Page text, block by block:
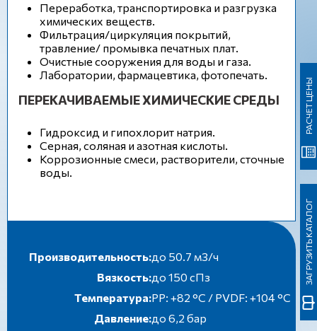
Переработка, транспортировка и разгрузка
химических веществ.
Фильтрация/циркуляция покрытий,
травление/ промывка печатных плат.
Очистные сооружения для воды и газа.
Лаборатории, фармацевтика, фотопечать.
ПЕРЕКАЧИВАЕМЫЕ ХИМИЧЕСКИЕ СРЕДЫ
Гидроксид и гипохлорит натрия.
Серная, соляная и азотная кислоты.
Коррозионные смеси, растворители, сточные
воды.
Производительность:до 50.7 м3/ч
Вязкость:до 150 сПз
Температура:РР: +82 °С / PVDF: +104 °С
Давление:до 6,2 бар
ЗАГРУЗИТЬ КАТАЛОГ
РАСЧЕТ ЦЕНЫ